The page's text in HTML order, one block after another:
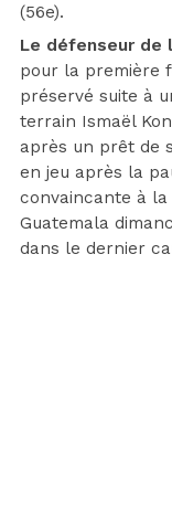
(56e).
Le défenseur de
pour la première
préservé suite à
terrain Ismaël
après un prêt de
en jeu après la
convaincante à
Guatemala
dans le dernier